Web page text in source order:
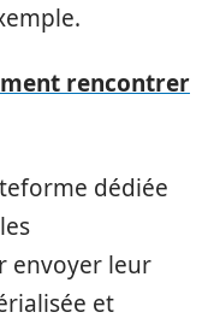
rencontrer
dédiée
envoyer leur
et